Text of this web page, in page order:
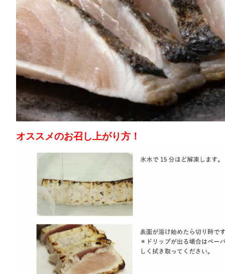
オススメのお召し上がり方！